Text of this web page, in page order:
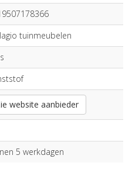
tuinmeubelen
website aanbieder
5 werkdagen